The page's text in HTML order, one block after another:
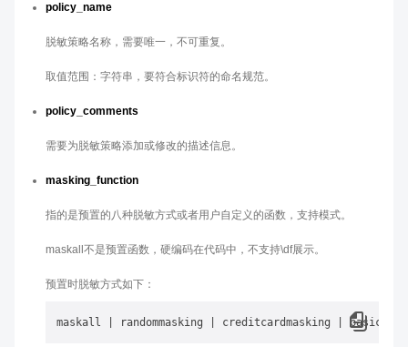
policy_name
脱敏策略名称，需要唯一，不可重复。
取值范围：字符串，要符合标识符的命名规范。
policy_comments
需要为脱敏策略添加或修改的描述信息。
masking_function
指的是预置的八种脱敏方式或者用户自定义的函数，支持模式。
maskall不是预置函数，硬编码在代码中，不支持\df展示。
预置时脱敏方式如下：